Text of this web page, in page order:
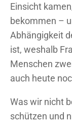
Einsicht
bekommen –
Abhängigkeit
ist, weshalb
Menschen
auch heute
Was wir nicht
schützen und